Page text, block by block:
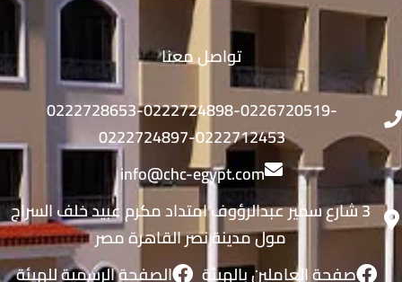
تواصل معنا
0222728653-0222724898-0226720519-
0222724897-0222712453
info@chc-egypt.com
3 شارع سمير عبدالرؤوف امتداد مكرم عبيد خلف السراج
مول مدينة نصر القاهرة مصر
صفحة العاملين بالهيئة
الصفحة الرسمية للهيئة